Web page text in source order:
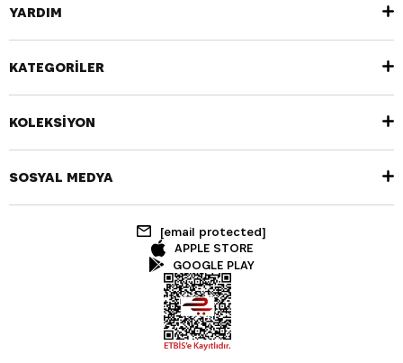
YARDIM
KATEGORİLER
KOLEKSİYON
SOSYAL MEDYA
[email protected]
APPLE STORE
GOOGLE PLAY